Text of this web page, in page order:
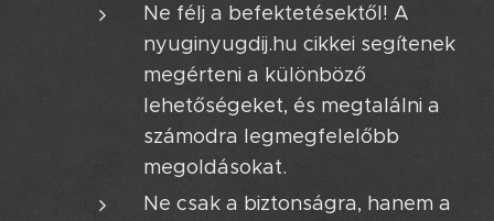
Ne félj a befektetésektől! A
nyuginyugdij.hu cikkei segítenek
megérteni a különböző
lehetőségeket, és megtalálni a
számodra legmegfelelőbb
megoldásokat.
Ne csak a biztonságra, hanem a